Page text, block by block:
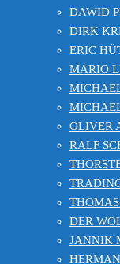
DAWID
DIRK
ERIC
MARIO
OLIVER
RALF
DER
JANNIK